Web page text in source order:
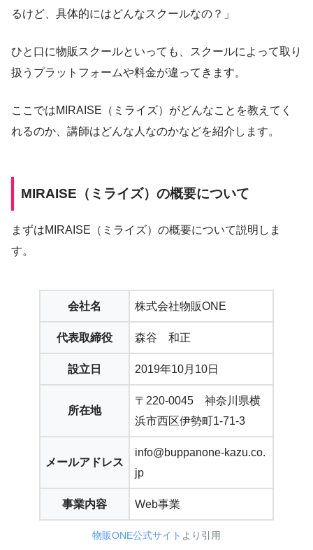
るけど、具体的にはどんなスクールなの？」
ひと口に物販スクールといっても、スクールによって取り
扱うプラットフォームや料金が違ってきます。
ここではMIRAISE（ミライズ）がどんなことを教えてく
れるのか、講師はどんな人なのかなどを紹介します。
MIRAISE（ミライズ）の概要について
まずはMIRAISE（ミライズ）の概要について説明しま
す。
会社名 株式会社物販ONE
代表取締役 森谷 和正
設立日 2019年10月10日
所在地
〒220-0045 神奈川県横
浜市西区伊勢町1-71-3
メールアドレス
info@buppanone-kazu.co.
jp
事業内容 Web事業
物販ONE公式サイト より引用